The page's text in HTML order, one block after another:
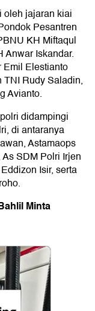
oleh jajaran kiai
Pesantren
KH Miftaqul
Anwar Iskandar.
Emil Elestianto
Rudy Saladin,
Avianto.
didampingi
di antaranya
Astamaops
SDM Polri Irjen
Isir, serta
Minta